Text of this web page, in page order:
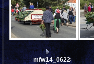
mfw14_062286